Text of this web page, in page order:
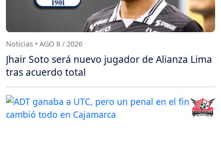
Noticias • AGO 8 / 2026
Jhair Soto será nuevo jugador de Alianza Lima
tras acuerdo total